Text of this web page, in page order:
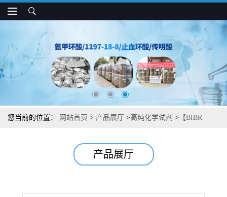
您当前的位置： 网站首页 > 产品展厅 >高纯化学试剂 > 【BIBR
产品展厅